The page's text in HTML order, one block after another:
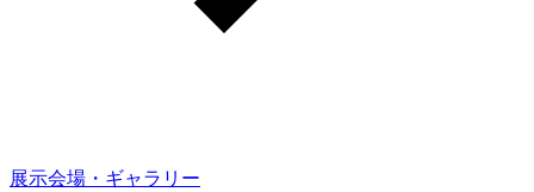
展示会場・ギャラリー